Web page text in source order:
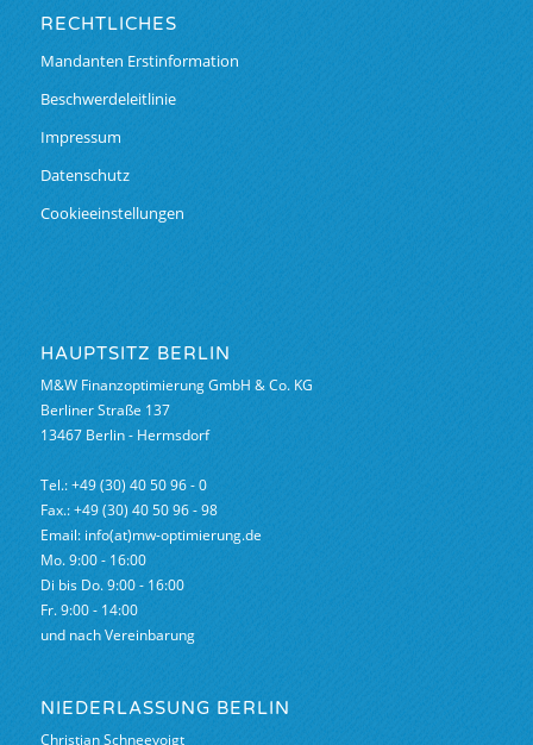
RECHTLICHES
Mandanten Erstinformation
Beschwerdeleitlinie
Impressum
Datenschutz
Cookieeinstellungen
HAUPTSITZ BERLIN
M&W Finanzoptimierung GmbH & Co. KG
Berliner Straße 137
13467 Berlin - Hermsdorf
Tel.: +49 (30) 40 50 96 - 0
Fax.: +49 (30) 40 50 96 - 98
Email: info(at)mw-optimierung.de
Mo. 9:00 - 16:00
Di bis Do. 9:00 - 16:00
Fr. 9:00 - 14:00
und nach Vereinbarung
NIEDERLASSUNG BERLIN
Christian Schneevoigt